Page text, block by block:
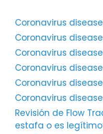
Coronavirus disease
Coronavirus disease
Coronavirus disease
Coronavirus disease
Coronavirus disease
Coronavirus disease
Revisión de Flow
estafa o es